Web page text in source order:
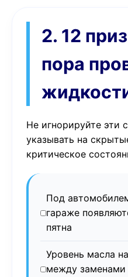
2. 12
пора
Не игнорируйте эти
указывать на
критическое
Под
гараже
пятна
Уровень масла
между заменами